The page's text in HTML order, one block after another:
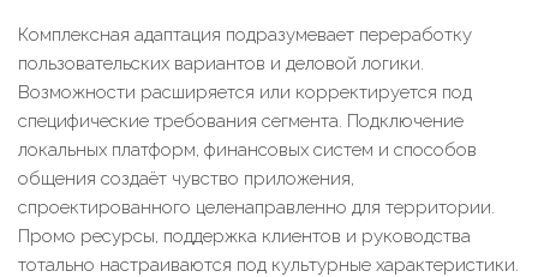
Комплексная адаптация подразумевает переработку
пользовательских вариантов и деловой логики.
Возможности расширяется или корректируется под
специфические требования сегмента. Подключение
локальных платформ, финансовых систем и способов
общения создаёт чувство приложения,
спроектированного целенаправленно для территории.
Промо ресурсы, поддержка клиентов и руководства
тотально настраиваются под культурные характеристики.